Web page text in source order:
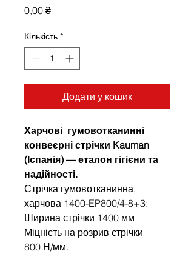
0,00 ₴Ціна
Кількість *
Додати у кошик
Харчові гумовотканинні
конвеєрні стрічки Kauman
(Іспанія) — еталон гігієни та
надійності.
Стрічка гумовотканинна,
харчова 1400-EP800/4-8+3:
Ширина стрічки 1400 мм
Міцність на розрив стрічки
800 Н/мм.